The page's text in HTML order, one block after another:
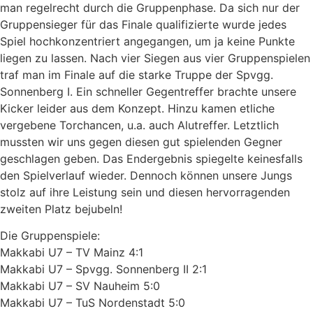
man regelrecht durch die Gruppenphase. Da sich nur der
Gruppensieger für das Finale qualifizierte wurde jedes
Spiel hochkonzentriert angegangen, um ja keine Punkte
liegen zu lassen. Nach vier Siegen aus vier Gruppenspielen
traf man im Finale auf die starke Truppe der Spvgg.
Sonnenberg I. Ein schneller Gegentreffer brachte unsere
Kicker leider aus dem Konzept. Hinzu kamen etliche
vergebene Torchancen, u.a. auch Alutreffer. Letztlich
mussten wir uns gegen diesen gut spielenden Gegner
geschlagen geben. Das Endergebnis spiegelte keinesfalls
den Spielverlauf wieder. Dennoch können unsere Jungs
stolz auf ihre Leistung sein und diesen hervorragenden
zweiten Platz bejubeln!
Die Gruppenspiele:
Makkabi U7 – TV Mainz 4:1
Makkabi U7 – Spvgg. Sonnenberg II 2:1
Makkabi U7 – SV Nauheim 5:0
Makkabi U7 – TuS Nordenstadt 5:0